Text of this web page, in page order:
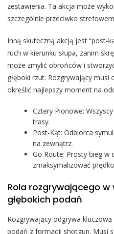
zestawienia. Ta akcja może
szczególnie przeciwko
Inną skuteczną akcją jest “post-
ruch w kierunku słupa, zanim
może zmylić obrońców i
głęboki rzut. Rozgrywający
określić najlepszy moment na
Cztery Pionowe:
trasy.
Post-Kąt: Odbiorca
na zewnątrz.
Go Route: Prosty bieg w
zmaksymalizować
Rola rozgrywającego w
głębokich podań
Rozgrywający odgrywa
podań z formacji shotgun. Musi